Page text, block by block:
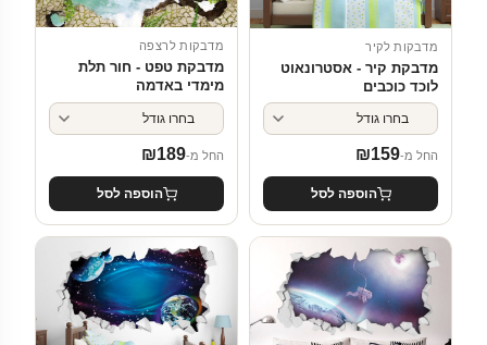
מדבקות לקיר
מדבקת קיר - אסטרונאוט
לוכד כוכבים
החל מ- ₪159
הוספה לסל
מדבקות לרצפה
מדבקת טפט - חור תלת
מימדי באדמה
החל מ- ₪189
הוספה לסל